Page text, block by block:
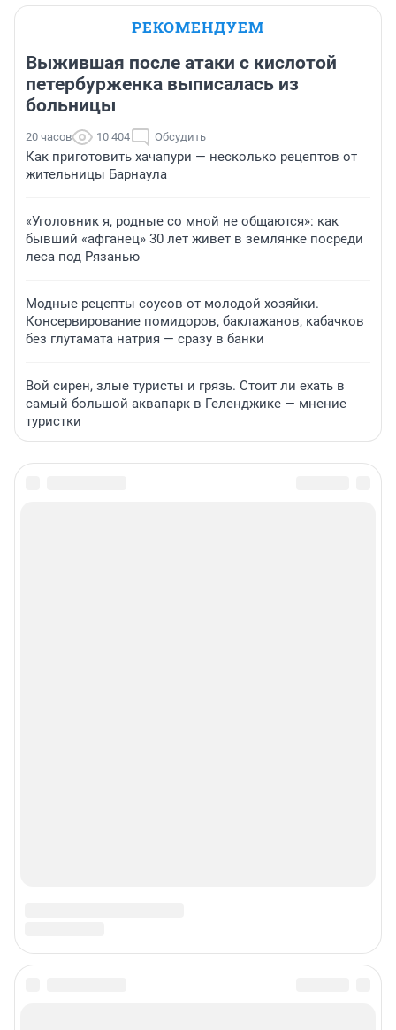
РЕКОМЕНДУЕМ
Выжившая после атаки с кислотой
петербурженка выписалась из
больницы
20 часов 10 404 Обсудить
Как приготовить хачапури — несколько рецептов от
жительницы Барнаула
«Уголовник я, родные со мной не общаются»: как
бывший «афганец» 30 лет живет в землянке посреди
леса под Рязанью
Модные рецепты соусов от молодой хозяйки.
Консервирование помидоров, баклажанов, кабачков
без глутамата натрия — сразу в банки
Вой сирен, злые туристы и грязь. Стоит ли ехать в
самый большой аквапарк в Геленджике — мнение
туристки